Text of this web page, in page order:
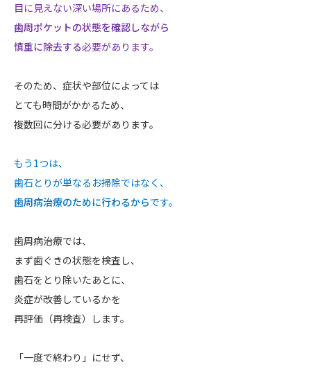
目に見えない深い場所にあるため、
歯周ポケットの状態を確認しながら
慎重に除去する必要があります。
そのため、症状や部位によっては
とても時間がかかるため、
複数回に分ける必要があります。
もう1つは、
歯石とりが単なるお掃除ではなく、
歯周病治療のために行わるからです。
歯周病治療では、
まず歯ぐきの状態を検査し、
歯石をとり除いたあとに、
炎症が改善しているかを
再評価（再検査）します。
「一度で終わり」にせず、